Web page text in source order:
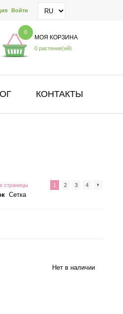
Войти
0
МОЯ КОРЗИНА
0 растение(ий)
КОНТАКТЫ
страницы
Сетка
1 2 3 4
Нет в наличии